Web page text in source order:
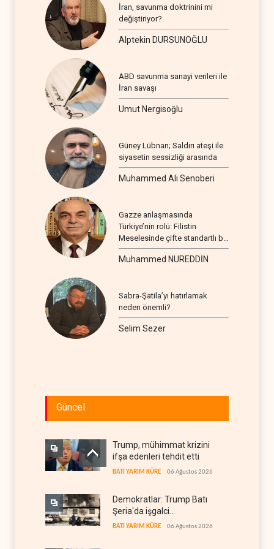
İran, savunma doktrinini mi
değiştiriyor?
Alptekin DURSUNOĞLU
ABD savunma sanayi verileri ile
İran savaşı
Umut Nergisoğlu
Güney Lübnan; Saldırı ateşi ile
siyasetin sessizliği arasında
Muhammed Ali Senoberi
Gazze anlaşmasında
Türkiye’nin rolü: Filistin
Meselesinde çifte standartlı bir
seyir
Muhammed NUREDDİN
Sabra-Şatila’yı hatırlamak
neden önemli?
Selim Sezer
Güncel
Trump, mühimmat krizini
ifşa edenleri tehdit etti
BATI YARIM KÜRE 06 Ağustos 2026
Demokratlar: Trump Batı
Şeria'da işgalci
yerleşimcilere cezasızlık
BATI YARIM KÜRE 06 Ağustos 2026